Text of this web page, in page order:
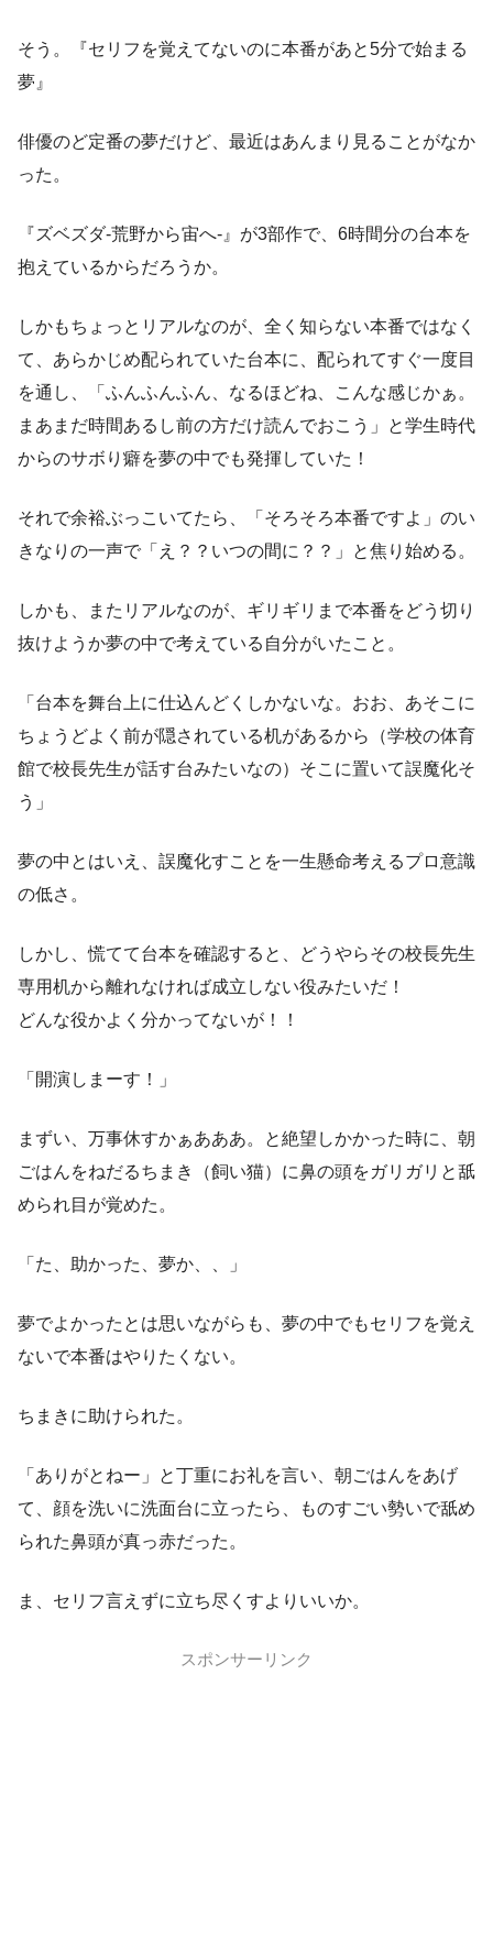
そう。『セリフを覚えてないのに本番があと5分で始まる
夢』
俳優のど定番の夢だけど、最近はあんまり見ることがなか
った。
『ズベズダ-荒野から宙へ-』が3部作で、6時間分の台本を
抱えているからだろうか。
しかもちょっとリアルなのが、全く知らない本番ではなく
て、あらかじめ配られていた台本に、配られてすぐ一度目
を通し、「ふんふんふん、なるほどね、こんな感じかぁ。
まあまだ時間あるし前の方だけ読んでおこう」と学生時代
からのサボり癖を夢の中でも発揮していた！
それで余裕ぶっこいてたら、「そろそろ本番ですよ」のい
きなりの一声で「え？？いつの間に？？」と焦り始める。
しかも、またリアルなのが、ギリギリまで本番をどう切り
抜けようか夢の中で考えている自分がいたこと。
「台本を舞台上に仕込んどくしかないな。おお、あそこに
ちょうどよく前が隠されている机があるから（学校の体育
館で校長先生が話す台みたいなの）そこに置いて誤魔化そ
う」
夢の中とはいえ、誤魔化すことを一生懸命考えるプロ意識
の低さ。
しかし、慌てて台本を確認すると、どうやらその校長先生
専用机から離れなければ成立しない役みたいだ！
どんな役かよく分かってないが！！
「開演しまーす！」
まずい、万事休すかぁあああ。と絶望しかかった時に、朝
ごはんをねだるちまき（飼い猫）に鼻の頭をガリガリと舐
められ目が覚めた。
「た、助かった、夢か、、」
夢でよかったとは思いながらも、夢の中でもセリフを覚え
ないで本番はやりたくない。
ちまきに助けられた。
「ありがとねー」と丁重にお礼を言い、朝ごはんをあげ
て、顔を洗いに洗面台に立ったら、ものすごい勢いで舐め
られた鼻頭が真っ赤だった。
ま、セリフ言えずに立ち尽くすよりいいか。
スポンサーリンク